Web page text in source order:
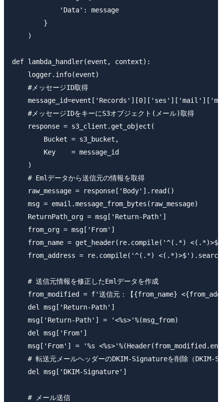
            'Data': message
        }
    )
def lambda_handler(event, context):
    logger.info(event)
    #メッセージID取得
    #メッセージIDをキーにS3オブジェクト(メール)取得
    response = s3_client.get_object(
        Bucket = s3_bucket,
        Key    = message_id
    )
    # Emlデータから送信元の情報を取得
    raw_message = response['Body'].read()
    msg = email.message_from_bytes(raw_message)
    ReturnPath_org = msg['Return-Path']
    from_org = msg['From']
from_name = get_header(re.compile('^(.*)
from_address = re.compile('^(.*)
    # 送信元情報を修正したEmlデータを作成
from_modified = f'送信元：【{from_name}
    del msg['Return-Path']
    msg['Return-Path'] = '<%s>'%(msg_from)
    del msg['From']
msg['From'] = '%s
# 転送元メールヘッダーのDKIM-Signatureを削除（DKIM-
    del msg['DKIM-Signature']
    # メール送信